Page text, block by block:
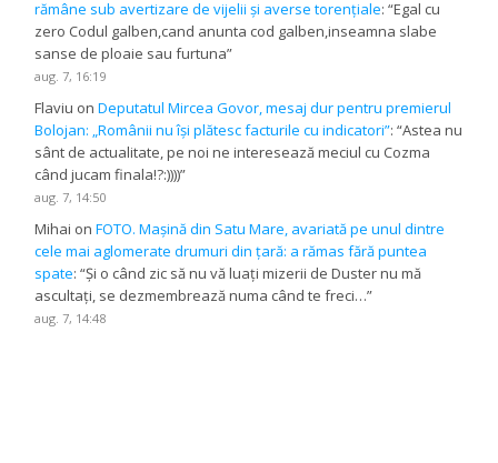
rămâne sub avertizare de vijelii și averse torențiale: “Egal cu
zero Codul galben,cand anunta cod galben,inseamna slabe
sanse de ploaie sau furtuna”
aug. 7, 16:19
Flaviu onDeputatul Mircea Govor, mesaj dur pentru premierul
Bolojan: „Românii nu își plătesc facturile cu indicatori”: “Astea nu
sânt de actualitate, pe noi ne interesează meciul cu Cozma
când jucam finala!?:))))”
aug. 7, 14:50
Mihai onFOTO. Mașină din Satu Mare, avariată pe unul dintre
cele mai aglomerate drumuri din țară: a rămas fără puntea
spate: “Și o când zic să nu vă luați mizerii de Duster nu mă
ascultați, se dezmembrează numa când te freci…”
aug. 7, 14:48